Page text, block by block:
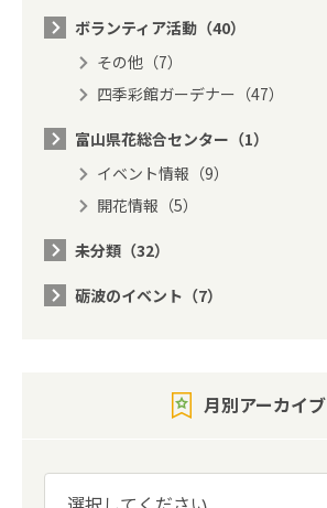
ボランティア活動（40）
その他（7）
四季彩館ガーデナー（47）
富山県花総合センター（1）
イベント情報（9）
開花情報（5）
未分類（32）
砺波のイベント（7）
月別アーカイブ